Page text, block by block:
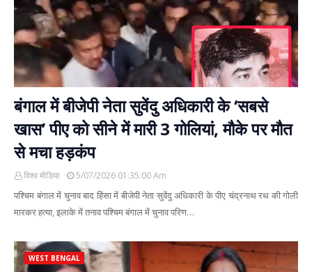
बंगाल में बीजेपी नेता सुवेंदु अधिकारी के ‘सबसे
खास’ पीए को सीने में मारी 3 गोलियां, मौके पर मौत
से मचा हड़कंप
विश्व मीडिया 5/07/2026 01:35:00 Am
पश्चिम बंगाल में चुनाव बाद हिंसा में बीजेपी नेता सुवेंदु अधिकारी के पीए चंद्रनाथ रथ की गोली
मारकर हत्या, इलाके में तनाव पश्चिम बंगाल में चुनाव परिण…
WEST BENGAL